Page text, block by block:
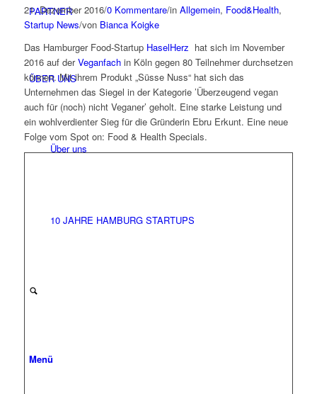
PARTNER
ÜBER UNS
Über uns
10 JAHRE HAMBURG STARTUPS
Menü
21. Dezember 2016/0 Kommentare/in Allgemein, Food&Health,
Startup News/von Bianca Koigke
Das Hamburger Food-Startup HaselHerz hat sich im November
2016 auf derVeganfachin Köln gegen 80 Teilnehmer durchsetzen
können. Mit ihrem Produkt „Süsse Nuss“ hat sich das
Unternehmen das Siegel in der Kategorie ’Überzeugend vegan
auch für (noch) nicht Veganer’ geholt. Eine starke Leistung und
ein wohlverdienter Sieg für die Gründerin Ebru Erkunt. Eine neue
Folge vom Spot on: Food & Health Specials.